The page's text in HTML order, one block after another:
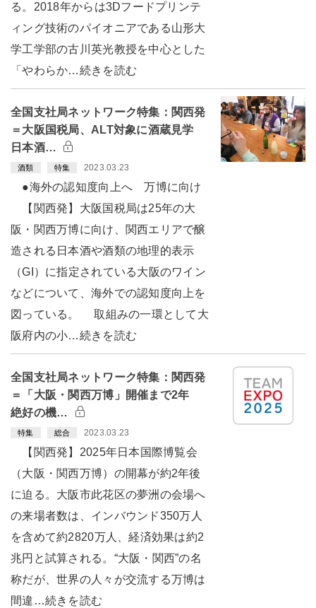
る。2018年からは3Dフードプリンテ
ィング技術のパイオニアである山形大
学工学部の古川英光教授を中心とした
「やわらか…続きを読む
全国支社局ネットワーク特集：関西発
＝大阪国税局、ALT対象に酒蔵見学
日本酒…
酒類 特集 2023.03.23
●海外の認知度向上へ 万博に向け
【関西発】大阪国税局は25年の大
阪・関西万博に向け、関西エリアで醸
造される日本酒や酒類の地理的表示
（GI）に指定されている大阪のワイン
などについて、海外での認知度向上を
図っている。 取組みの一環として大
阪府内の小…続きを読む
全国支社局ネットワーク特集：関西発
＝「大阪・関西万博」開催まで2年
絶好の機…
特集 総合 2023.03.23
【関西発】2025年日本国際博覧会
（大阪・関西万博）の開幕が約2年後
に迫る。大阪市此花区の夢洲の会場へ
の来場者数は、インバウンド350万人
を含めて約2820万人、経済効果は約2
兆円と試算される。“大阪・関西”の名
称だが、世界の人々が交流する万博は
間違…続きを読む